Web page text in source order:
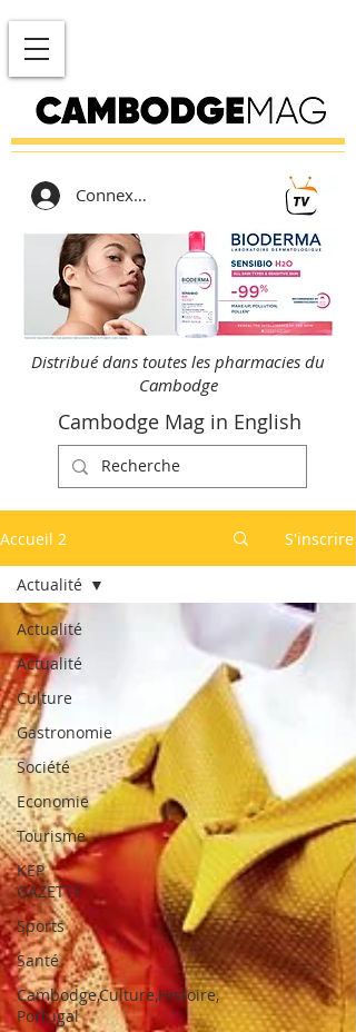
Connexion
Distribué dans toutes les pharmacies du
Cambodge
Cambodge Mag in English
Accueil 2 S'inscrire
Actualité
Actualité
Culture
Gastronomie
Société
Economie
Tourisme
KEP
GAZETTE
Sports
Santé
Cambodge,Culture,Histoire,
Portugal
Actualité